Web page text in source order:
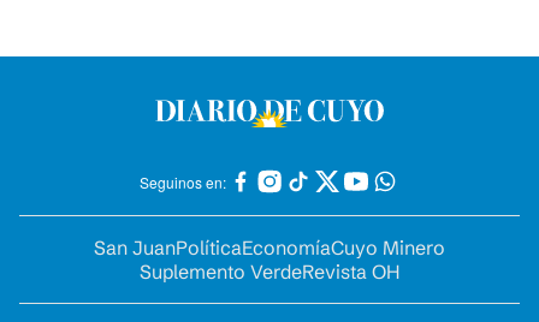
Seguinos en:
San JuanPolíticaEconomíaCuyo Minero
Suplemento VerdeRevista OH